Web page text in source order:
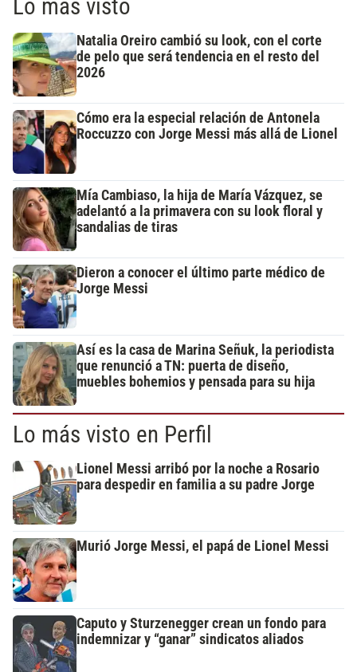
Lo más visto
Natalia Oreiro cambió su look, con el corte
de pelo que será tendencia en el resto del
2026
Cómo era la especial relación de Antonela
Roccuzzo con Jorge Messi más allá de Lionel
Mía Cambiaso, la hija de María Vázquez, se
adelantó a la primavera con su look floral y
sandalias de tiras
Dieron a conocer el último parte médico de
Jorge Messi
Así es la casa de Marina Señuk, la periodista
que renunció a TN: puerta de diseño,
muebles bohemios y pensada para su hija
Lo más visto en Perfil
Lionel Messi arribó por la noche a Rosario
para despedir en familia a su padre Jorge
Murió Jorge Messi, el papá de Lionel Messi
Caputo y Sturzenegger crean un fondo para
indemnizar y “ganar” sindicatos aliados